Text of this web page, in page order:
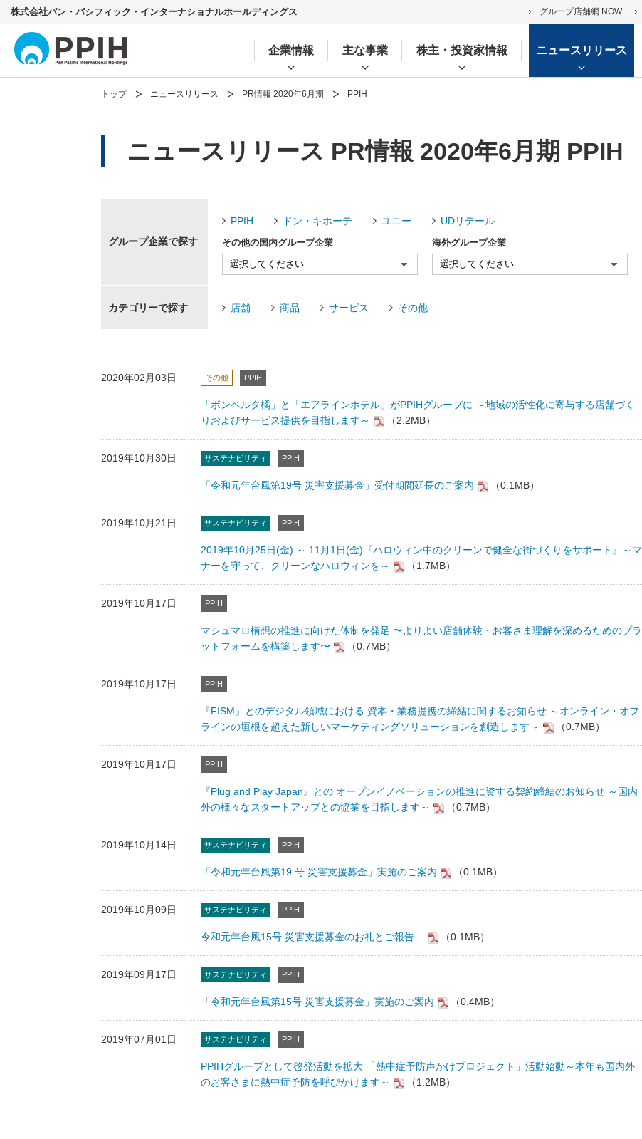
株式会社パン・パシフィック・インターナショナルホールディングス グループ店舗網 NOW
企業情報 主な事業 株主・投資家情報 ニュースリリース
トップ ニュースリリース PR情報 2020年6月期 PPIH
ニュースリリース PR情報 2020年6月期 PPIH
グループ企業で探す
PPIH ドン・キホーテ ユニー UDリテール
その他の国内グループ企業 海外グループ企業
カテゴリーで探す 店舗 商品 サービス その他
2020年02月03日 その他 PPIH
「ボンベルタ橘」と「エアラインホテル」がPPIHグループに ～地域の活性化に寄与する店舗づく
りおよびサービス提供を目指します～
（2.2MB）
2019年10月30日 サステナビリティ PPIH
「令和元年台風第19号 災害支援募金」受付期間延長のご案内 （0.1MB）
2019年10月21日 サステナビリティ PPIH
2019年10月25日(金) ～ 11月1日(金)『ハロウィン中のクリーンで健全な街づくりをサポート』～マ
ナーを守って、クリーンなハロウィンを～
（1.7MB）
2019年10月17日 PPIH
マシュマロ構想の推進に向けた体制を発足 〜よりよい店舗体験・お客さま理解を深めるためのプラ
ットフォームを構築します〜
（0.7MB）
2019年10月17日 PPIH
『FISM』とのデジタル領域における 資本・業務提携の締結に関するお知らせ ～オンライン・オフ
ラインの垣根を超えた新しいマーケティングソリューションを創造します～
（0.7MB）
2019年10月17日 PPIH
『Plug and Play Japan』との オープンイノベーションの推進に資する契約締結のお知らせ ～国内
外の様々なスタートアップとの協業を目指します～
（0.7MB）
2019年10月14日 サステナビリティ PPIH
「令和元年台風第19 号 災害支援募⾦」実施のご案内 （0.1MB）
2019年10月09日 サステナビリティ PPIH
令和元年台風15号 災害支援募金のお礼とご報告 （0.1MB）
2019年09月17日 サステナビリティ PPIH
「令和元年台風第15号 災害支援募金」実施のご案内 （0.4MB）
2019年07月01日 サステナビリティ PPIH
PPIHグループとして啓発活動を拡大 「熱中症予防声かけプロジェクト」活動始動～本年も国内外
のお客さまに熱中症予防を呼びかけます～
（1.2MB）